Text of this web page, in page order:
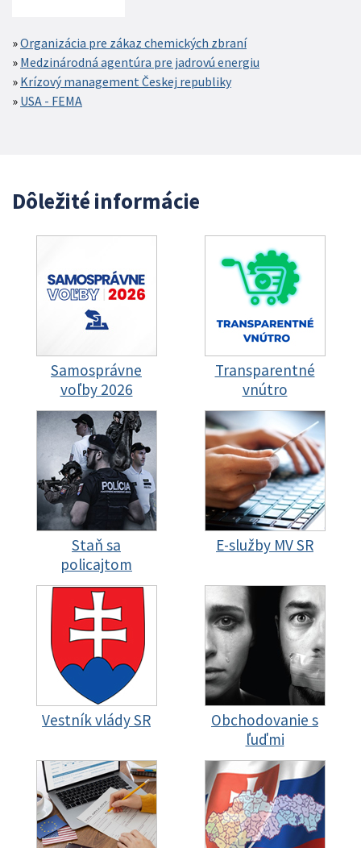
Organizácia pre zákaz chemických zbraní
Medzinárodná agentúra pre jadrovú energiu
Krízový management Českej republiky
USA - FEMA
Dôležité informácie
Samosprávne
voľby 2026
Transparentné
vnútro
Staň sa
policajtom
E-služby MV SR
Vestník vlády SR
Obchodovanie s
ľuďmi